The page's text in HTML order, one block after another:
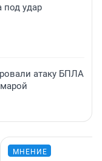
под удар
атаку БПЛА
МНЕНИЕ